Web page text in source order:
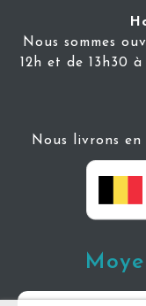
Nous sommes
12h et de 13h30
Nous livrons en